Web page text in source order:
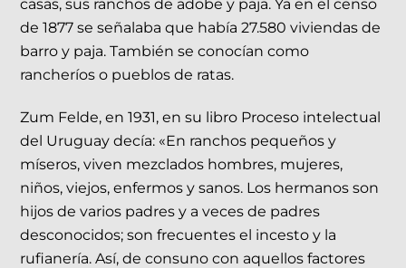
casas, sus ranchos de adobe y paja. Ya en el censo
de 1877 se señalaba que había 27.580 viviendas de
barro y paja. También se conocían como
rancheríos o pueblos de ratas.
Zum Felde, en 1931, en su libro Proceso intelectual
del Uruguay decía: «En ranchos pequeños y
míseros, viven mezclados hombres, mujeres,
niños, viejos, enfermos y sanos. Los hermanos son
hijos de varios padres y a veces de padres
desconocidos; son frecuentes el incesto y la
rufianería. Así, de consuno con aquellos factores